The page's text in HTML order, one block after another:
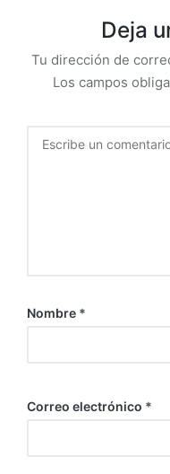
Deja
Tu dirección de
Los campos
Nombre *
Correo electrónico *